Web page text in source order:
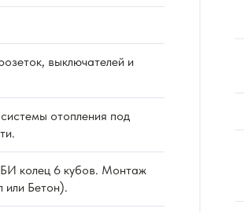
выключателей и
отопления под
колец 6 кубов. Монтаж
или Бетон).